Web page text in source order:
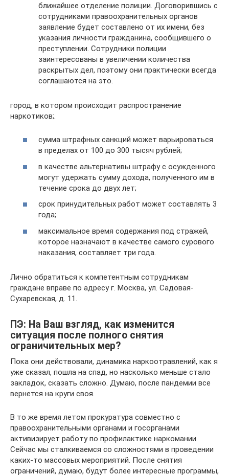
ближайшее отделение полиции. Договорившись с
сотрудниками правоохранительных органов
заявление будет составлено от их имени, без
указания личности гражданина, сообщившего о
преступлении. Сотрудники полиции
заинтересованы в увеличении количества
раскрытых дел, поэтому они практически всегда
соглашаются на это.
город, в котором происходит распространение
наркотиков;.
сумма штрафных санкций может варьироваться
в пределах от 100 до 300 тысяч рублей;
в качестве альтернативы штрафу с осужденного
могут удержать сумму дохода, полученного им в
течение срока до двух лет;
срок принудительных работ может составлять 3
года;
максимальное время содержания под стражей,
которое назначают в качестве самого сурового
наказания, составляет три года.
Лично обратиться к компетентным сотрудникам
граждане вправе по адресу г. Москва, ул. Садовая-
Сухаревская, д. 11.
ПЭ: На Ваш взгляд, как изменится
ситуация после полного снятия
ограничительных мер?
Пока они действовали, динамика наркоотравлений, как я
уже сказал, пошла на спад, но насколько меньше стало
закладок, сказать сложно. Думаю, после пандемии все
вернется на круги своя.
В то же время летом прокуратура совместно с
правоохранительными органами и госорганами
активизирует работу по профилактике наркомании.
Сейчас мы сталкиваемся со сложностями в проведении
каких-то массовых мероприятий. После снятия
ограничений, думаю, будут более интересные программы,